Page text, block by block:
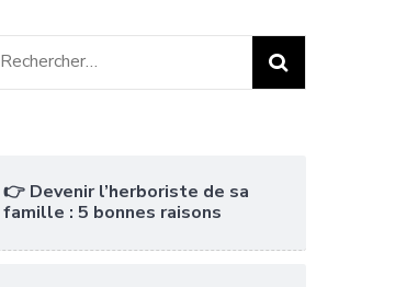
Rechercher :
👉 Devenir l’herboriste de sa
famille : 5 bonnes raisons